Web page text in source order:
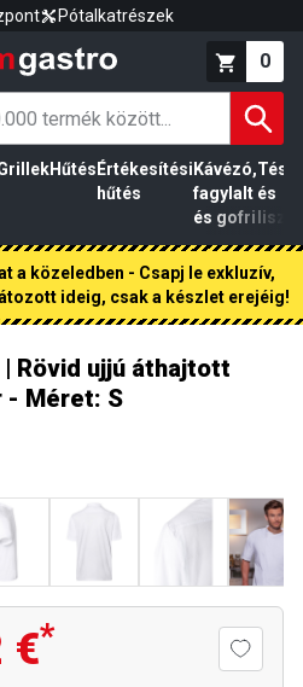
Pótalkatrészek
0
Hűtés Értékesítési
hűtés
Kávézó,
fagylalt
és gofri
és
liszt
a közeledben - Csapj le exkluzív,
ideig, csak a készlet erejéig!
| Rövid ujjú áthajtott
- Méret: S
€*